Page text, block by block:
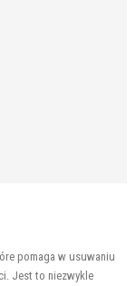
pomaga w usuwaniu
Jest to niezwykle